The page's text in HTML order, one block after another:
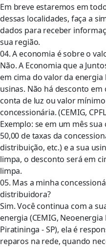
Em breve estaremos em
dessas localidades, faça a
dados para receber
sua região.
04. A economia é sobre o
Não. A Economia que a
em cima do valor da
usinas. Não há desconto
conta de luz ou valor
concessionária. (CEMIG,
Exemplo: se em um mês sua
50,00 de taxas da
distribuição, etc.) e a sua
limpa, o desconto será em
limpa.
05. Mas a minha
distribuidora?
Sim. Você continua com a
energia (CEMIG, Neoenergia
Piratininga - SP), ela é
reparos na rede, quando